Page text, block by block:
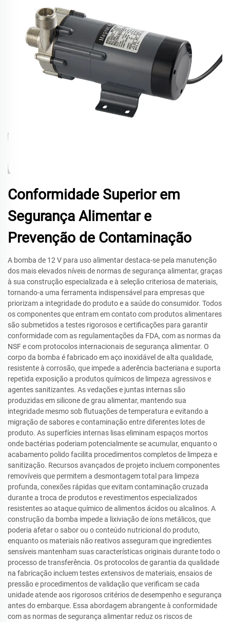
Conformidade Superior em
Segurança Alimentar e
Prevenção de Contaminação
A bomba de 12 V para uso alimentar destaca-se pela manutenção
dos mais elevados níveis de normas de segurança alimentar, graças
à sua construção especializada e à seleção criteriosa de materiais,
tornando-a uma ferramenta indispensável para empresas que
priorizam a integridade do produto e a saúde do consumidor. Todos
os componentes que entram em contato com produtos alimentares
são submetidos a testes rigorosos e certificações para garantir
conformidade com as regulamentações da FDA, com as normas da
NSF e com protocolos internacionais de segurança alimentar. O
corpo da bomba é fabricado em aço inoxidável de alta qualidade,
resistente à corrosão, que impede a aderência bacteriana e suporta
repetida exposição a produtos químicos de limpeza agressivos e
agentes sanitizantes. As vedações e juntas internas são
produzidas em silicone de grau alimentar, mantendo sua
integridade mesmo sob flutuações de temperatura e evitando a
migração de sabores e contaminação entre diferentes lotes de
produto. As superfícies internas lisas eliminam espaços mortos
onde bactérias poderiam potencialmente se acumular, enquanto o
acabamento polido facilita procedimentos completos de limpeza e
sanitização. Recursos avançados de projeto incluem componentes
removíveis que permitem a desmontagem total para limpeza
profunda, conexões rápidas que evitam contaminação cruzada
durante a troca de produtos e revestimentos especializados
resistentes ao ataque químico de alimentos ácidos ou alcalinos. A
construção da bomba impede a lixiviação de íons metálicos, que
poderia afetar o sabor ou o conteúdo nutricional do produto,
enquanto os materiais não reativos asseguram que ingredientes
sensíveis mantenham suas características originais durante todo o
processo de transferência. Os protocolos de garantia da qualidade
na fabricação incluem testes extensivos de materiais, ensaios de
pressão e procedimentos de validação que verificam se cada
unidade atende aos rigorosos critérios de desempenho e segurança
antes do embarque. Essa abordagem abrangente à conformidade
com as normas de segurança alimentar reduz os riscos de